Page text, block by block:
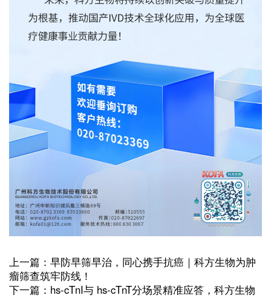
上一篇：早防早筛早治，同心携手抗癌｜科方生物为肿
瘤筛查筑牢防线！
下一篇：hs-cTnI与 hs-cTnT分场景精准应答，科方生物